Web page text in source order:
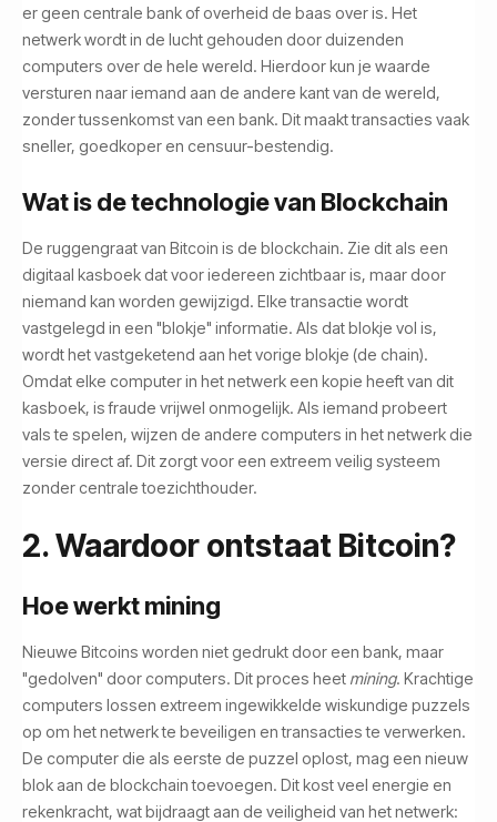
er geen centrale bank of overheid de baas over is. Het
netwerk wordt in de lucht gehouden door duizenden
computers over de hele wereld. Hierdoor kun je waarde
versturen naar iemand aan de andere kant van de wereld,
zonder tussenkomst van een bank. Dit maakt transacties vaak
sneller, goedkoper en censuur-bestendig.
Wat is de technologie van Blockchain
De ruggengraat van Bitcoin is de blockchain. Zie dit als een
digitaal kasboek dat voor iedereen zichtbaar is, maar door
niemand kan worden gewijzigd. Elke transactie wordt
vastgelegd in een "blokje" informatie. Als dat blokje vol is,
wordt het vastgeketend aan het vorige blokje (de chain).
Omdat elke computer in het netwerk een kopie heeft van dit
kasboek, is fraude vrijwel onmogelijk. Als iemand probeert
vals te spelen, wijzen de andere computers in het netwerk die
versie direct af. Dit zorgt voor een extreem veilig systeem
zonder centrale toezichthouder.
2. Waardoor ontstaat Bitcoin?
Hoe werkt mining
Nieuwe Bitcoins worden niet gedrukt door een bank, maar
"gedolven" door computers. Dit proces heet mining. Krachtige
computers lossen extreem ingewikkelde wiskundige puzzels
op om het netwerk te beveiligen en transacties te verwerken.
De computer die als eerste de puzzel oplost, mag een nieuw
blok aan de blockchain toevoegen. Dit kost veel energie en
rekenkracht, wat bijdraagt aan de veiligheid van het netwerk: